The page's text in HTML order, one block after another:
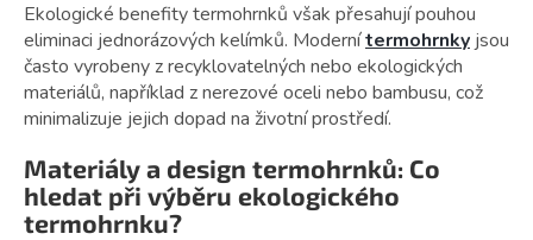
Ekologické benefity termohrnků však přesahují pouhou
eliminaci jednorázových kelímků. Modernítermohrnky jsou
často vyrobeny z recyklovatelných nebo ekologických
materiálů, například z nerezové oceli nebo bambusu, což
minimalizuje jejich dopad na životní prostředí.
Materiály a design termohrnků: Co
hledat při výběru ekologického
termohrnku?